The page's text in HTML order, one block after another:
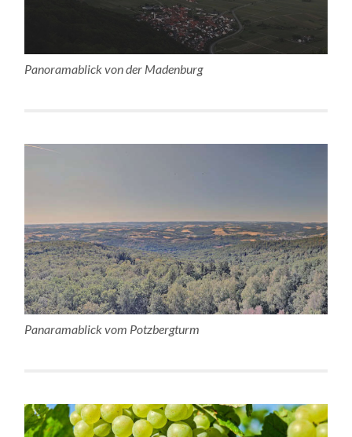
Panoramablick von der Madenburg
Panaramablick vom Potzbergturm